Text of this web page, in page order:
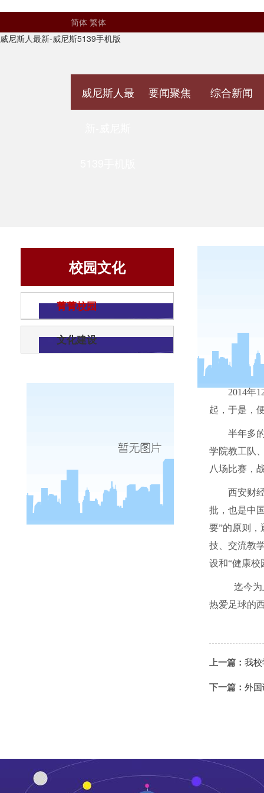
简体 繁体
威尼斯人最新-威尼斯5139手机版
威尼斯人最 要闻聚焦 综合新闻
校园文化
菁菁校园
文化建设
2014年
起，于是，
半年多
学院教工队
八场比赛，
西安财
批，也是中
要”的原则，
技、交流教
设和“健康校
迄今为
热爱足球的
上一篇： 我
下一篇： 外